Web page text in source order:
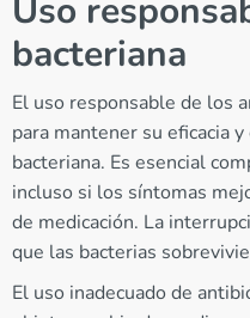
Uso
bacteriana
El uso responsable de los
para mantener su eficacia
bacteriana. Es esencial
incluso si los síntomas
de medicación. La
que las bacterias
El uso inadecuado de